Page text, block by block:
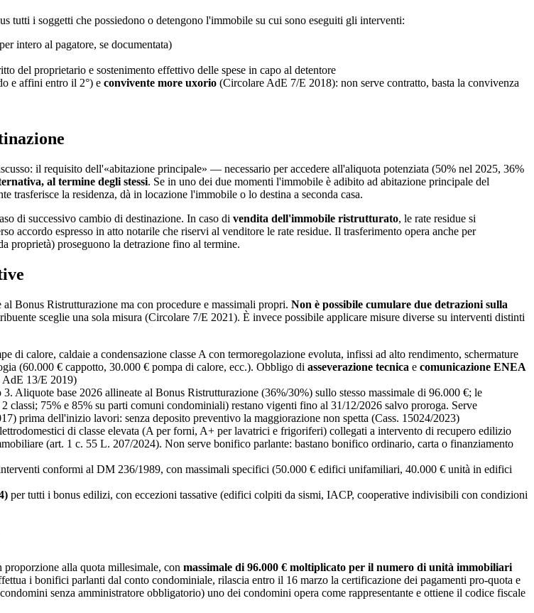
tutti i soggetti che possiedono o detengono l'immobile su cui sono eseguiti gli interventi:
intero al pagatore, se documentata)
del proprietario e sostenimento effettivo delle spese in capo al detentore
e affini entro il 2°) e convivente more uxorio (Circolare AdE 7/E 2018): non serve contratto, basta la convivenza
il requisito dell'«abitazione principale» — necessario per accedere all'aliquota potenziata (50% nel 2025, 36%
al termine degli stessi. Se in uno dei due momenti l'immobile è adibito ad abitazione principale del
trasferisce la residenza, dà in locazione l'immobile o lo destina a seconda casa.
di successivo cambio di destinazione. In caso di vendita dell'immobile ristrutturato, le rate residue si
accordo espresso in atto notarile che riservi al venditore le rate residue. Il trasferimento opera anche per
proprietà) proseguono la detrazione fino al termine.
Bonus Ristrutturazione ma con procedure e massimali propri. Non è possibile cumulare due detrazioni sulla
sceglie una sola misura (Circolare 7/E 2021). È invece possibile applicare misure diverse su interventi distinti
di calore, caldaie a condensazione classe A con termoregolazione evoluta, infissi ad alto rendimento, schermature
(60.000 € cappotto, 30.000 € pompa di calore, ecc.). Obbligo di asseverazione tecnica e comunicazione ENEA
AdE 13/E 2019)
Aliquote base 2026 allineate al Bonus Ristrutturazione (36%/30%) sullo stesso massimale di 96.000 €; le
classi; 75% e 85% su parti comuni condominiali) restano vigenti fino al 31/12/2026 salvo proroga. Serve
prima dell'inizio lavori: senza deposito preventivo la maggiorazione non spetta (Cass. 15024/2023)
di classe elevata (A per forni, A+ per lavatrici e frigoriferi) collegati a intervento di recupero edilizio
(art. 1 c. 55 L. 207/2024). Non serve bonifico parlante: bastano bonifico ordinario, carta o finanziamento
conformi al DM 236/1989, con massimali specifici (50.000 € edifici unifamiliari, 40.000 € unità in edifici
per tutti i bonus edilizi, con eccezioni tassative (edifici colpiti da sismi, IACP, cooperative indivisibili con condizioni
proporzione alla quota millesimale, con massimale di 96.000 € moltiplicato per il numero di unità immobiliari
i bonifici parlanti dal conto condominiale, rilascia entro il 16 marzo la certificazione dei pagamenti pro-quota e
senza amministratore obbligatorio) uno dei condomini opera come rappresentante e ottiene il codice fiscale